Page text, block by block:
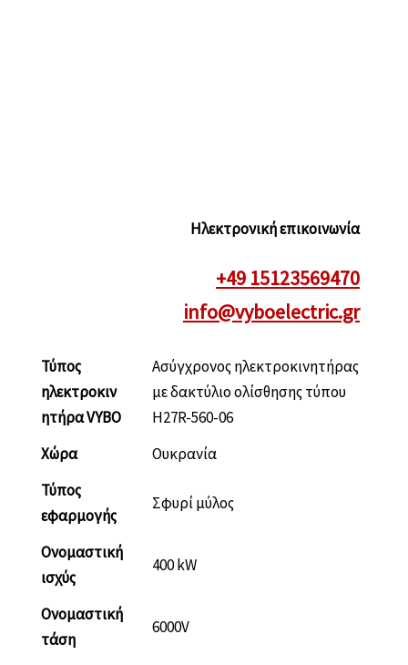
Ηλεκτρονική επικοινωνία
+49 15123569470
info@vyboelectric.gr
Τύπος
ηλεκτροκιν
ητήρα VYBO
Ασύγχρονος ηλεκτροκινητήρας
με δακτύλιο ολίσθησης τύπου
H27R-560-06
Χώρα
Ουκρανία
Τύπος
εφαρμογής
Σφυρί μύλος
Ονομαστική
ισχύς
400 kW
Ονομαστική
τάση
6000V